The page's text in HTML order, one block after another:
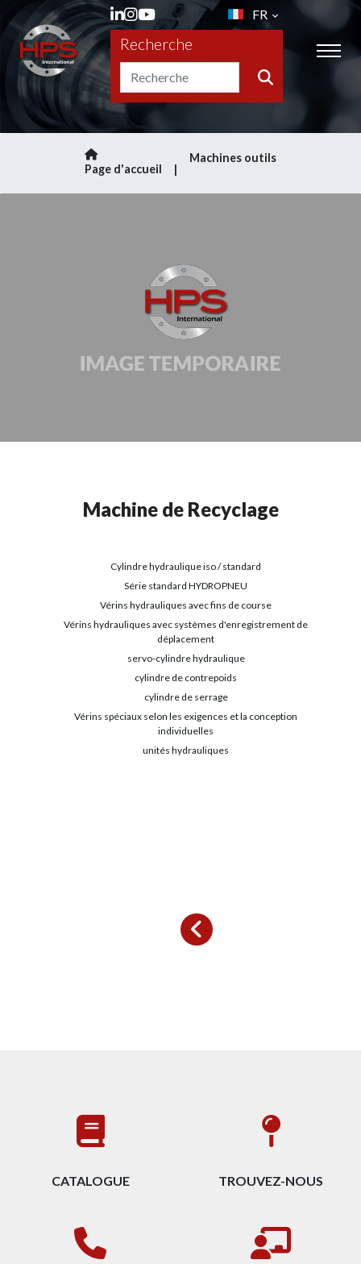
FR
Recherche
Page d'accueil
Machines outils
Machine de Recyclage
Cylindre hydraulique iso / standard
Série standard HYDROPNEU
Vérins hydrauliques avec fins de course
Vérins hydrauliques avec systèmes d'enregistrement de
déplacement
servo-cylindre hydraulique
cylindre de contrepoids
cylindre de serrage
Vérins spéciaux selon les exigences et la conception
individuelles
unités hydrauliques
CATALOGUE TROUVEZ-NOUS